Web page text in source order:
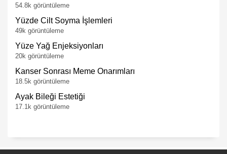
54.8k görüntüleme
Yüzde Cilt Soyma İşlemleri
49k görüntüleme
Yüze Yağ Enjeksiyonları
20k görüntüleme
Kanser Sonrası Meme Onarımları
18.5k görüntüleme
Ayak Bileği Estetiği
17.1k görüntüleme